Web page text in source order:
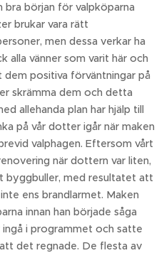
bra början för valpköparna
brukar vara rätt
men dessa verkar ha
alla vänner som varit här och
dem positiva förväntningar på
skrämma dem och detta
allehanda plan har hjälp till
på vår dotter igår när maken
valphagen. Eftersom vårt
när dottern var liten,
byggbuller, med resultatet att
ens brandlarmet. Maken
innan han började såga
i programmet och satte
det regnade. De flesta av